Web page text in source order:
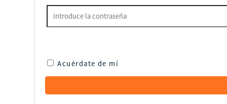
Acuérdate de mí